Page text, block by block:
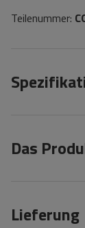
Teilenummer:
Das
Lieferung